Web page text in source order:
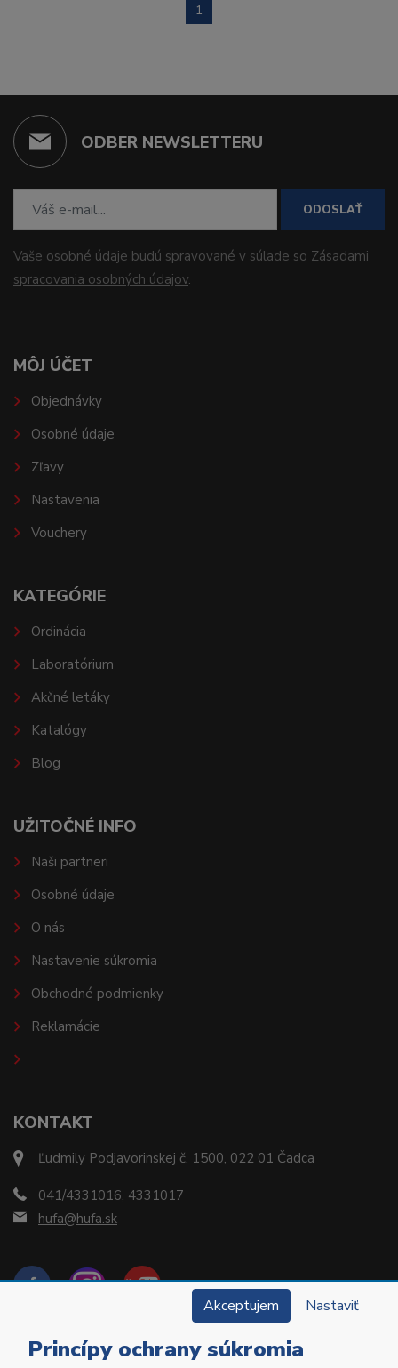
1
ODBER NEWSLETTERU
ODOSLAŤ
Vaše osobné údaje budú spravované v súlade so Zásadami
spracovania osobných údajov.
KONTAKT
Ľudmily Podjavorinskej č. 1500, 022 01 Čadca
041/4331016, 4331017
hufa@hufa.sk
MÔJ ÚČET
Objednávky
Osobné údaje
Zľavy
Nastavenia
Vouchery
KATEGÓRIE
Ordinácia
Laboratórium
Akčné letáky
Katalógy
Blog
UŽITOČNÉ INFO
Naši partneri
Osobné údaje
O nás
Nastavenie súkromia
Obchodné podmienky
Reklamácie
Akceptujem Nastaviť
Princípy ochrany súkromia